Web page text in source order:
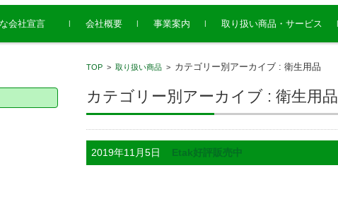
会社宣言 会社概要 事業案内
用具レンタル卸事業）
取り扱い商品・サービス
TOP >取り扱い商品 > カテゴリー別アーカイブ : 衛生用品
カテゴリー別アーカイブ : 衛生用品
2019年11月5日 Etak好評販売中